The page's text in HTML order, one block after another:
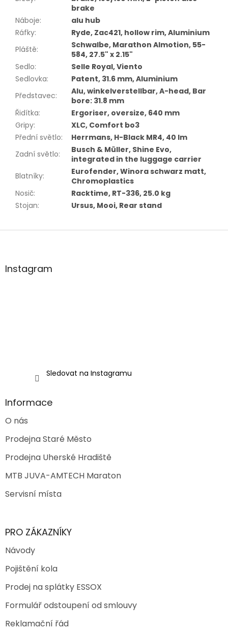
brake
Náboje:
alu hub
Ráfky:
Ryde, Zac421, hollow rim, Aluminium
Pláště:
Schwalbe, Marathon Almotion, 55-
584, 27.5" x 2.15"
Sedlo:
Selle Royal, Viento
Sedlovka:
Patent, 31.6 mm, Aluminium
Představec:
Alu, winkelverstellbar, A-head, Bar
bore: 31.8 mm
Řidítka:
Ergoriser, oversize, 640 mm
Gripy:
XLC, Comfort bo3
Přední světlo:
Herrmans, H-Black MR4, 40 lm
Zadní světlo:
Busch & Müller, Shine Evo,
integrated in the luggage carrier
Blatníky:
Eurofender, Winora schwarz matt,
Chromoplastics
Nosič:
Racktime, RT-336, 25.0 kg
Stojan: Ursus, Mooi, Rear stand
Z
aInstagram
Sledovat na Instagramu
Informace
O nás
Prodejna Staré Město
Prodejna Uherské Hradiště
MTB JUVA-AMTECH Maraton
Servisní místa
PRO ZÁKAZNÍKY
Návody
Pojištění kola
Prodej na splátky ESSOX
Formulář odstoupení od smlouvy
Reklamační řád